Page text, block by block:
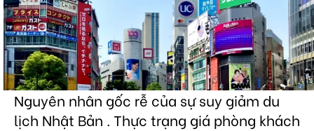
Nguyên nhân gốc rễ của sự suy giảm du
lịch Nhật Bản . Thực trạng giá phòng khách